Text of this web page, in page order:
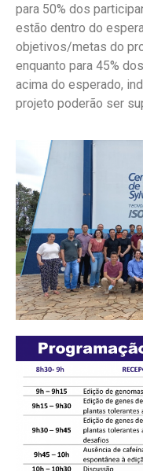
para 50% dos
estão dentro do
objetivos/metas do
enquanto para 45%
acima do esperado,
projeto poderão ser